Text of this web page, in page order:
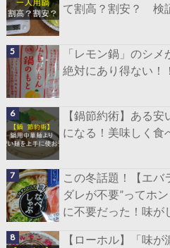
て割高？割安？ 検
「レモン鍋」のシメ
絶対にあり得ない！
【鍋節約術】ある
になる！美味しく食
この冬話題！【エバ
ダレが不要”ってホ
に不要だった！味が
【ローホル】「味